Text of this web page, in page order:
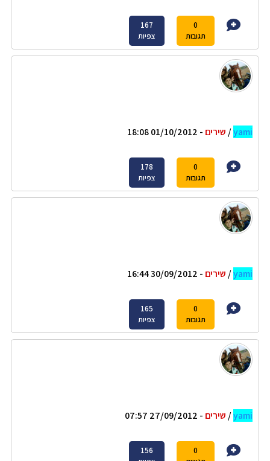
0
תגובות
167
צפיות
yami
/ שירים - 01/10/2012 18:08
0
תגובות
178
צפיות
yami
/ שירים - 30/09/2012 16:44
0
תגובות
165
צפיות
yami
/ שירים - 27/09/2012 07:57
0
156